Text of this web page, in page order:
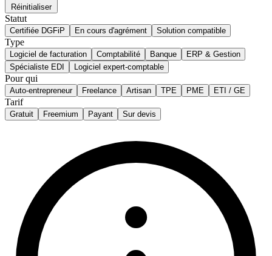
Réinitialiser
Statut
Certifiée DGFiP En cours d'agrément Solution compatible
Type
Logiciel de facturation Comptabilité Banque
ERP & Gestion
Spécialiste EDI
Logiciel expert-comptable
Pour qui
Auto-entrepreneur Freelance Artisan TPE PME ETI / GE
Tarif
Gratuit Freemium Payant Sur devis